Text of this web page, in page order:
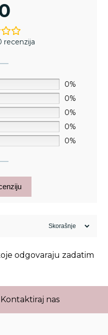
recenzija
0%
0%
0%
0%
0%
odgovaraju zadatim
Kontaktiraj nas